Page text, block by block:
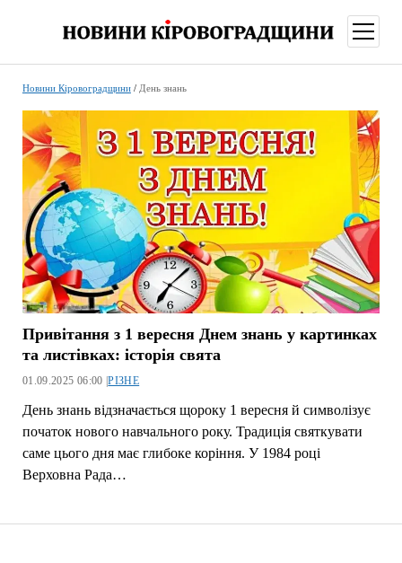
меню
Новини Кіровоградщини/ День знань
Привітання з 1 вересня Днем знань у картинках
та листівках: історія свята
01.09.2025 06:00 |РІЗНЕ
День знань відзначається щороку 1 вересня й символізує
початок нового навчального року. Традиція святкувати
саме цього дня має глибоке коріння. У 1984 році
Верховна Рада…